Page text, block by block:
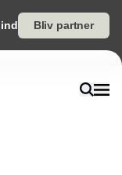
Bliv partner